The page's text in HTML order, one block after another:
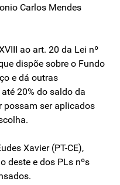
Carlos Mendes
ao art. 20 da Lei nº
dispõe sobre o Fundo
e dá outras
20% do saldo da
ser aplicados
Xavier (PT-CE),
deste e dos PLs nºs